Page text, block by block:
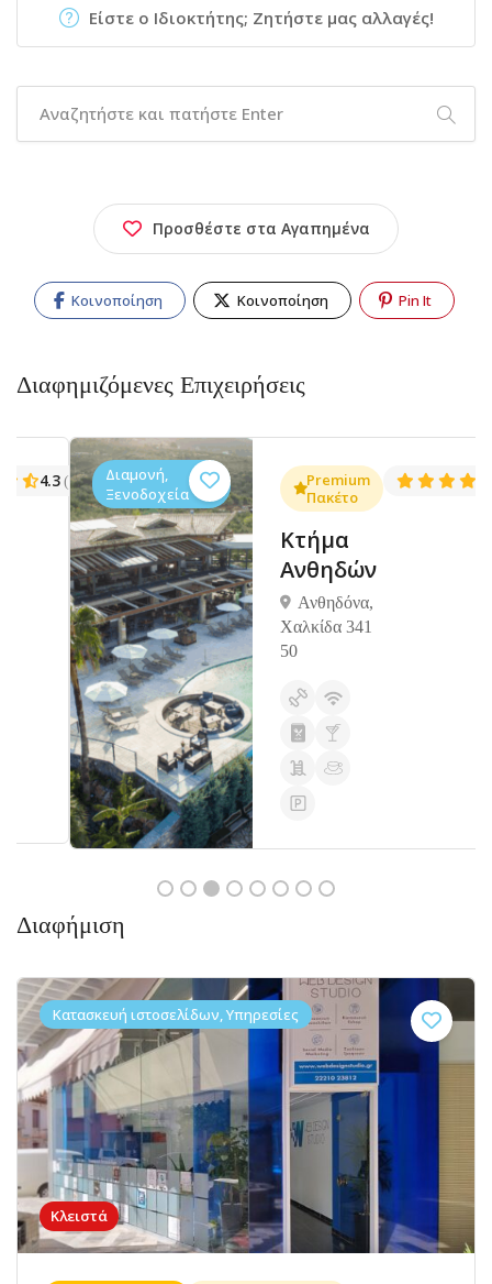
Είστε ο Ιδιοκτήτης; Ζητήστε μας αλλαγές!
Προσθέστε στα Αγαπημένα
Κοινοποίηση Κοινοποίηση Pin It
Διαφημιζόμενες Επιχειρήσεις
(1381) Διαμονή,
Ξενοδοχεία
Premium
Πακέτο
Κτήμα
Ανθηδών
Ανθηδόνα,
Χαλκίδα 341
4.5
Διαφήμιση
Κλειστά
Κατασκευή ιστοσελίδων, Υπηρεσίες